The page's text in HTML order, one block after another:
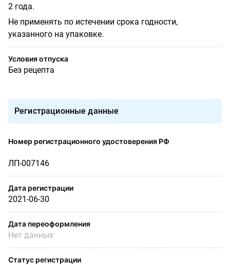
2 года.
Не применять по истечении срока годности,
указанного на упаковке.
Условия отпуска
Без рецепта
Регистрационные данные
Номер регистрационного удостоверения РФ
ЛП-007146
Дата регистрации
2021-06-30
Дата переоформления
Нет данных
Статус регистрации